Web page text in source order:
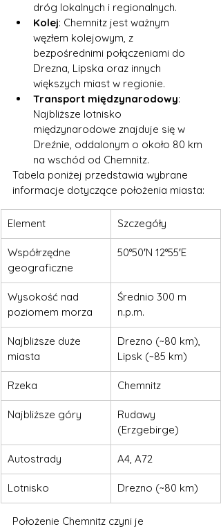
dróg lokalnych i regionalnych.
Kolej: Chemnitz jest ważnym
węzłem kolejowym, z
bezpośrednimi połączeniami do
Drezna, Lipska oraz innych
większych miast w regionie.
Transport międzynarodowy:
Najbliższe lotnisko
międzynarodowe znajduje się w
Dreźnie, oddalonym o około 80 km
na wschód od Chemnitz.
Tabela poniżej przedstawia wybrane
informacje dotyczące położenia miasta:
Element Szczegóły
Współrzędne
geograficzne
50°50′N 12°55′E
Wysokość nad
poziomem morza
Średnio 300 m
n.p.m.
Najbliższe duże
miasta
Drezno (~80 km),
Lipsk (~85 km)
Rzeka Chemnitz
Najbliższe góry
Rudawy
(Erzgebirge)
Autostrady A4, A72
Lotnisko Drezno (~80 km)
Położenie Chemnitz czyni je